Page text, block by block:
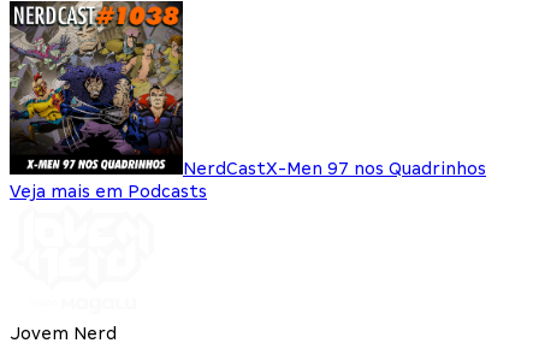
NerdCastX-Men 97 nos Quadrinhos
Veja mais em Podcasts
Jovem Nerd